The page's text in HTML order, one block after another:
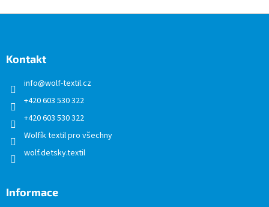
Kontakt
info@wolf-textil.cz
+420 603 530 322
+420 603 530 322
Wolfík textil pro všechny
wolf.detsky.textil
Informace